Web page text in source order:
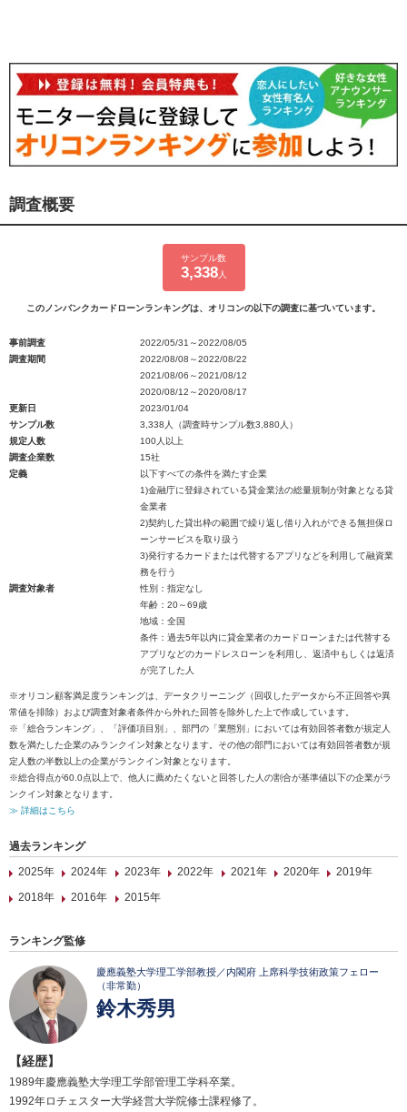
調査概要
サンプル数
3,338人
このノンバンクカードローンランキングは、オリコンの以下の調査に基づいています。
事前調査
2022/05/31～2022/08/05
調査期間
2022/08/08～2022/08/22
2021/08/06～2021/08/12
2020/08/12～2020/08/17
更新日
2023/01/04
サンプル数
3,338人（調査時サンプル数3,880人）
規定人数
100人以上
調査企業数
15社
定義
以下すべての条件を満たす企業
1)金融庁に登録されている貸金業法の総量規制が対象となる貸
金業者
2)契約した貸出枠の範囲で繰り返し借り入れができる無担保ロ
ーンサービスを取り扱う
3)発行するカードまたは代替するアプリなどを利用して融資業
務を行う
調査対象者
性別：指定なし
年齢：20～69歳
地域：全国
条件：過去5年以内に貸金業者のカードローンまたは代替する
アプリなどのカードレスローンを利用し、返済中もしくは返済
が完了した人
※オリコン顧客満足度ランキングは、データクリーニング（回収したデータから不正回答や異
常値を排除）および調査対象者条件から外れた回答を除外した上で作成しています。
※「総合ランキング」、「評価項目別」、部門の「業態別」においては有効回答者数が規定人
数を満たした企業のみランクイン対象となります。その他の部門においては有効回答者数が規
定人数の半数以上の企業がランクイン対象となります。
※総合得点が60.0点以上で、他人に薦めたくないと回答した人の割合が基準値以下の企業がラ
ンクイン対象となります。
≫ 詳細はこちら
過去ランキング
2025年
2024年 2023年 2022年 2021年 2020年
2019年
2018年
2016年 2015年
ランキング監修
慶應義塾大学理工学部教授／内閣府 上席科学技術政策フェロー
（非常勤）
鈴木秀男
【経歴】
1989年慶應義塾大学理工学部管理工学科卒業。
1992年ロチェスター大学経営大学院修士課程修了。